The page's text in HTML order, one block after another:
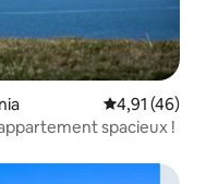
Évaluation
4,91 (46)
spacieux !